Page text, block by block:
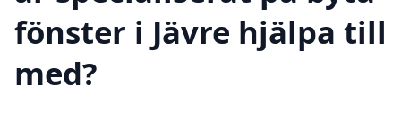
fönster i Jävre hjälpa till
med?